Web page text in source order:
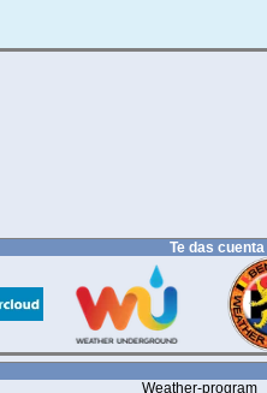
Te das
Weather-program